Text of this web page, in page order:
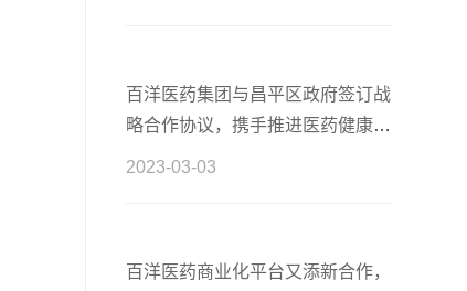
百洋医药集团与昌平区政府签订战
略合作协议，携手推进医药健康产
业高质量发展
2023-03-03
百洋医药商业化平台又添新合作，